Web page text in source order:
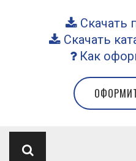
Скачать
Скачать
Как